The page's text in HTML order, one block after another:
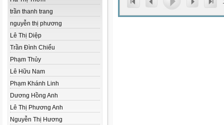
trần thanh trang
nguyễn thị phương
Lê Thị Diệp
Trần Đình Chiểu
Phạm Thủy
Lê Hữu Nam
Phạm Khánh Linh
Dương Hồng Anh
Lê Thị Phương Anh
Nguyễn Thị Hương